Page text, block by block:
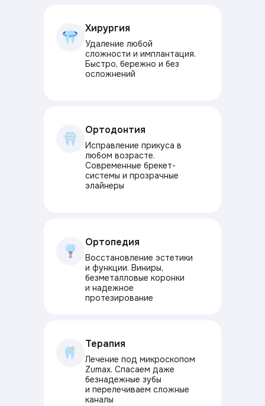
Хирургия
Удаление любой
сложности и имплантация.
Быстро, бережно и без
осложнений
Ортодонтия
Исправление прикуса в
любом возрасте.
Современные брекет-
системы и прозрачные
элайнеры
Лечение под микроскопом
Zumax. Спасаем даже
безнадежные зубы
и перелечиваем сложные
каналы
Терапия
Ортопедия
Восстановление эстетики
и функции. Виниры,
безметалловые коронки
и надежное
протезирование